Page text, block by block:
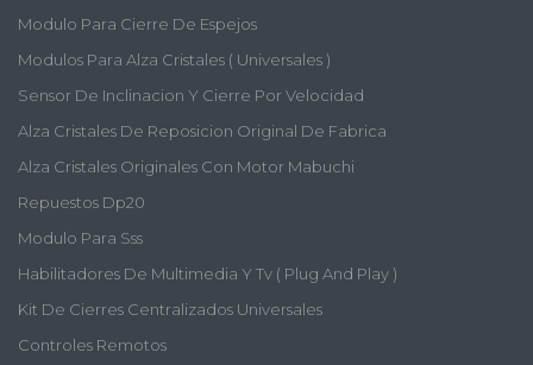
Modulo Para Cierre De Espejos
Modulos Para Alza Cristales ( Universales )
Sensor De Inclinacion Y Cierre Por Velocidad
Alza Cristales De Reposicion Original De Fabrica
Alza Cristales Originales Con Motor Mabuchi
Repuestos Dp20
Modulo Para Sss
Habilitadores De Multimedia Y Tv ( Plug And Play )
Kit De Cierres Centralizados Universales
Controles Remotos